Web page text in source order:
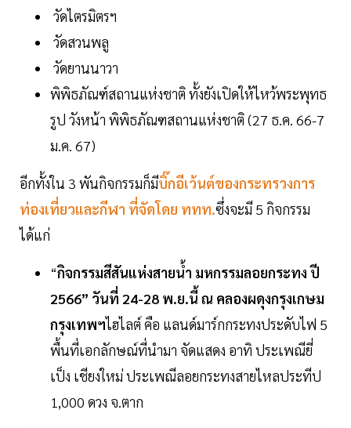
วัดไตรมิตรฯ
วัดสวนพลู
วัดยานนาวา
พิพิธภัณฑ์สถานแห่งชาติ ทั้งยังเปิดให้ไหว้พระพุทธ
รูป วังหน้า พิพิธภัณฑสถานแห่งชาติ (27 ธ.ค. 66-7
ม.ค. 67)
อีกทั้งใน 3 พันกิจกรรมก็มีบิ๊กอีเว้นต์ของกระทรวงการ
ท่องเที่ยวและกีฬา ที่จัดโดย ททท.ซึ่งจะมี 5 กิจกรรม
ได้แก่
“กิจกรรมสีสันแห่งสายนํ้า มหกรรมลอยกระทง ปี
2566” วันที่ 24-28 พ.ย.นี้ ณ คลองผดุงกรุงเกษม
กรุงเทพฯไฮไลต์ คือ แลนด์มาร์กกระทงประดับไฟ 5
พื้นที่เอกลักษณ์ที่นำมา จัดแสดง อาทิ ประเพณียี่
เป็ง เชียงใหม่ ประเพณีลอยกระทงสายไหลประทีป
1,000 ดวง จ.ตาก